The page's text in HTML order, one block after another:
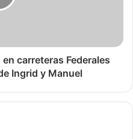
carreteras Federales
Ingrid y Manuel